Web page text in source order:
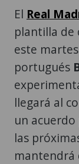
El Real
plantilla de
este
portugués
llegará al
un
las
mantendrá